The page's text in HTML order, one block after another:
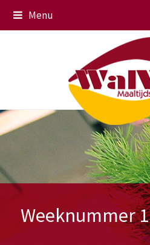
Menu
Weeknummer 1